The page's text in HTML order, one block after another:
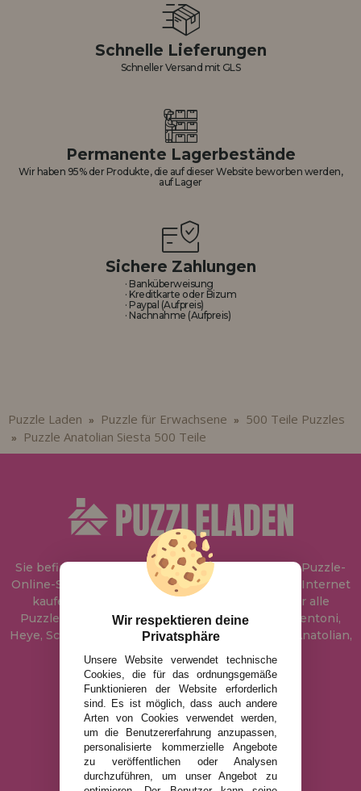
Schnelle Lieferungen
Schneller Versand mit GLS
Permanente Lagerbestände
Wir haben 95% der Produkte, die auf dieser Website beworben werden,
auf Lager
Sichere Zahlungen
· Banküberweisung
· Kreditkarte oder Bizum
· Paypal (Aufpreis)
· Nachnahme (Aufpreis)
Puzzle Laden » Puzzle für Erwachsene » 500 Teile Puzzles
» Puzzle Anatolian Siesta 500 Teile
Sie befinden sich bei Puzzle Laden
, in unserem Puzzle-
Online-Shop, wo Sie Puzzle zum besten Preis im Internet
kaufen können. In unserem Katalog führen wir alle
Puzzles der Marken Educa, Ravensburger, Clementoni,
Heye, Schmidt, Castorland, Jumbo, Trefl, Piatnik, Anatolian,
Art Puzzle, Gibsons und viele mehr.
info@puzzleladen.de
RECHTLICHE HINWEISE
DATENSCHUTZRICHTLINIE
Wir respektieren deine
Privatsphäre
Unsere Website verwendet technische
Cookies, die für das ordnungsgemäße
Funktionieren der Website erforderlich
sind. Es ist möglich, dass auch andere
Arten von Cookies verwendet werden,
um die Benutzererfahrung anzupassen,
personalisierte kommerzielle Angebote
zu veröffentlichen oder Analysen
durchzuführen, um unser Angebot zu